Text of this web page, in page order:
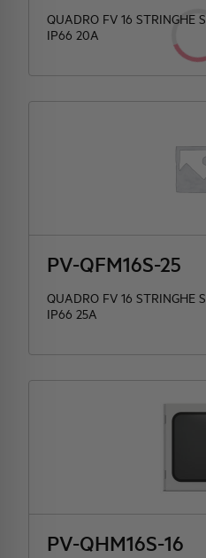
QUADRO FV 16 STRINGHE
IP66 20A
PV-QFM16S-25
QUADRO FV 16 STRINGHE
IP66 25A
PV-QHM16S-16